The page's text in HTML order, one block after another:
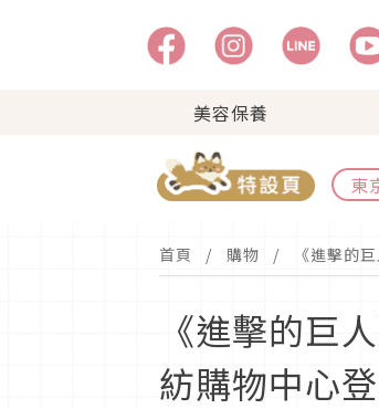
美容保養
東
首頁 購物 《進擊的
《進擊的巨
紡購物中心